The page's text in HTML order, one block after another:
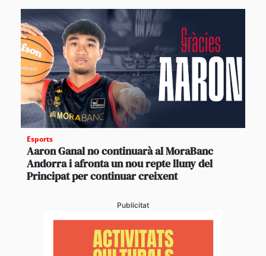
Esports
Aaron Ganal no continuarà al MoraBanc
Andorra i afronta un nou repte lluny del
Principat per continuar creixent
Publicitat